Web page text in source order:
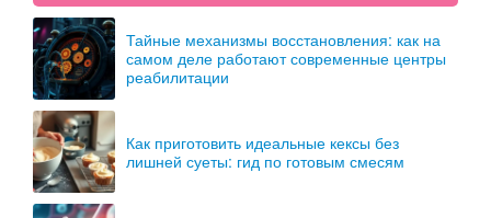
Тайные механизмы восстановления: как на
самом деле работают современные центры
реабилитации
Как приготовить идеальные кексы без
лишней суеты: гид по готовым смесям